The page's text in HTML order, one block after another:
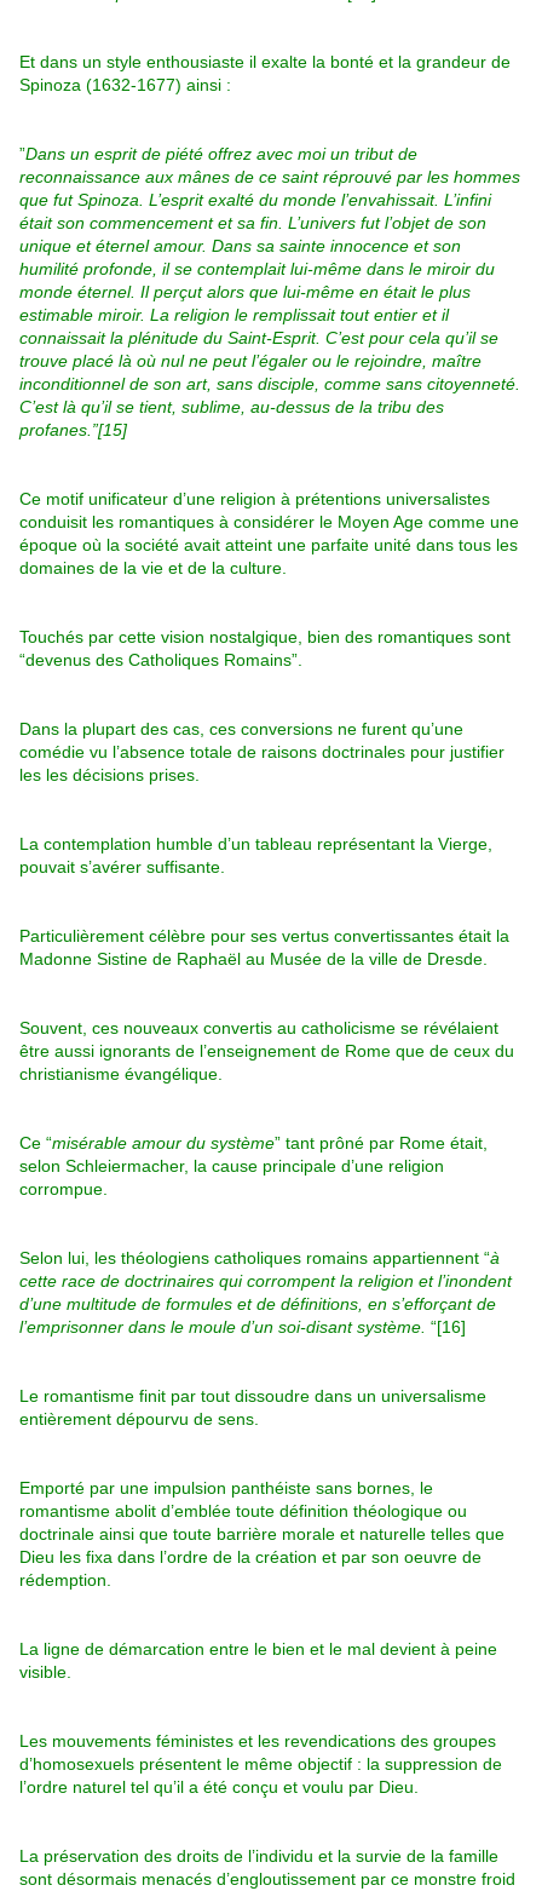
Et dans un style enthousiaste il exalte la bonté et la grandeur de
Spinoza (1632-1677) ainsi :
”Dans un esprit de piété offrez avec moi un tribut de
reconnaissance aux mânes de ce saint réprouvé par les hommes
que fut Spinoza. L’esprit exalté du monde l’envahissait. L’infini
était son commencement et sa fin. L’univers fut l’objet de son
unique et éternel amour. Dans sa sainte innocence et son
humilité profonde, il se contemplait lui-même dans le miroir du
monde éternel. Il perçut alors que lui-même en était le plus
estimable miroir. La religion le remplissait tout entier et il
connaissait la plénitude du Saint-Esprit. C’est pour cela qu’il se
trouve placé là où nul ne peut l’égaler ou le rejoindre, maître
inconditionnel de son art, sans disciple, comme sans citoyenneté.
C’est là qu’il se tient, sublime, au-dessus de la tribu des
profanes.”[15]
Ce motif unificateur d’une religion à prétentions universalistes
conduisit les romantiques à considérer le Moyen Age comme une
époque où la société avait atteint une parfaite unité dans tous les
domaines de la vie et de la culture.
Touchés par cette vision nostalgique, bien des romantiques sont
“devenus des Catholiques Romains”.
Dans la plupart des cas, ces conversions ne furent qu’une
comédie vu l’absence totale de raisons doctrinales pour justifier
les les décisions prises.
La contemplation humble d’un tableau représentant la Vierge,
pouvait s’avérer suffisante.
Particulièrement célèbre pour ses vertus convertissantes était la
Madonne Sistine de Raphaël au Musée de la ville de Dresde.
Souvent, ces nouveaux convertis au catholicisme se révélaient
être aussi ignorants de l’enseignement de Rome que de ceux du
christianisme évangélique.
Ce “misérable amour du système” tant prôné par Rome était,
selon Schleiermacher, la cause principale d’une religion
corrompue.
Selon lui, les théologiens catholiques romains appartiennent “à
cette race de doctrinaires qui corrompent la religion et l’inondent
d’une multitude de formules et de définitions, en s’efforçant de
l’emprisonner dans le moule d’un soi-disant système. “[16]
Le romantisme finit par tout dissoudre dans un universalisme
entièrement dépourvu de sens.
Emporté par une impulsion panthéiste sans bornes, le
romantisme abolit d’emblée toute définition théologique ou
doctrinale ainsi que toute barrière morale et naturelle telles que
Dieu les fixa dans l’ordre de la création et par son oeuvre de
rédemption.
La ligne de démarcation entre le bien et le mal devient à peine
visible.
Les mouvements féministes et les revendications des groupes
d’homosexuels présentent le même objectif : la suppression de
l’ordre naturel tel qu’il a été conçu et voulu par Dieu.
La préservation des droits de l’individu et la survie de la famille
sont désormais menacés d’engloutissement par ce monstre froid